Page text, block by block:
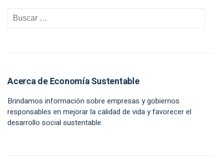
Acerca de Economía Sustentable
Brindamos información sobre empresas y gobiernos
responsables en mejorar la calidad de vida y favorecer el
desarrollo social sustentable.